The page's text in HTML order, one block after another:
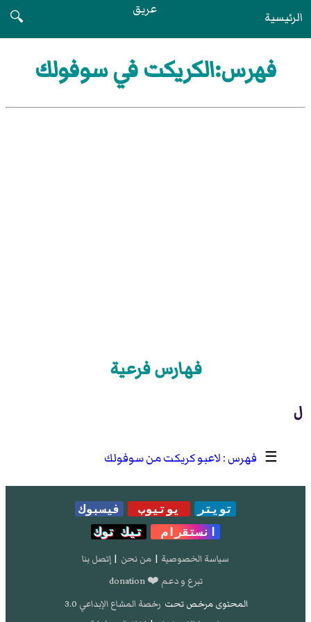
الرئيسية عريق
🔍
فهرس:الكريكت في سوفولك
فهارس فرعية
ل
☰ لاعبو كريكت من سوفولك
تويتر يوتيوب
فيسبوك
انستقرام
تيك توك
سياسة الخصوصية | من نحن | إتصل بنا
تبرع و دعم ❤️ donation
المحتوى مرخص تحت رخصة المشاع الإبداعي 3.0